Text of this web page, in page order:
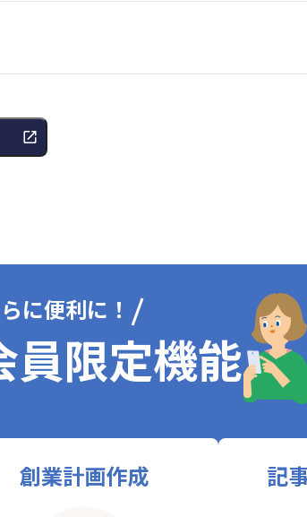
に便利に！
員限定機能
創業計画作成 記